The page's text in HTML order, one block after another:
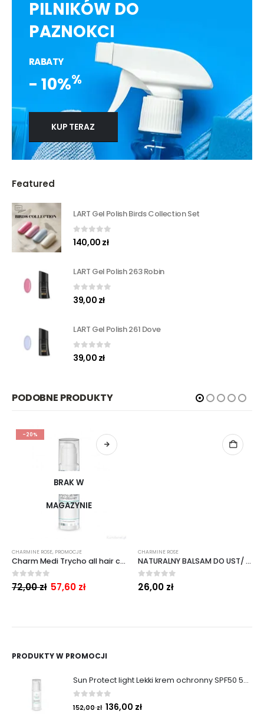
PILNIKÓW DO
PAZNOKCI
RABATY
- 10%%
KUP TERAZ
Featured
LART Gel Polish Birds Collection Set
0 out of 5
140,00 zł
LART Gel Polish 263 Robin
0out of 5
39,00 zł
LART Gel Polish 261 Dove
0out of 5
39,00 zł
PODOBNE PRODUKTY
-20%
BRAK W
MAGAZYNIE
CHARMINE ROSE, PROMOCJE
Charm Medi Trycho all hair conditioner 200 ml (Trychologiczna odżywka do włosów )
0out of 5
72,00zł 57,60 zł
CHARMINE ROSE
NATURALNY BALSAM DO UST/ POMADKA OCHRONNA
0out of 5
26,00 zł
PRODUKTY W PROMOCJI
Sun Protect light Lekki krem ochronny SPF50 50ml
out of 5
152,00zł 136,00 zł